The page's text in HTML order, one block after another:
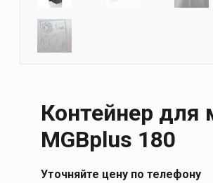
Контейнер для
MGBplus 180
Уточняйте цену по телефону